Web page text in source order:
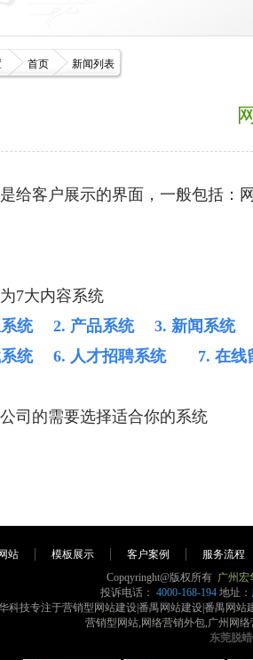
首页 新闻列表
给客户展示的界面，一般包括：
7大内容系统
统
2. 产品系统 3. 新闻系统
系统
6. 人才招聘系统7. 在线
司 的需要选择适合你的系统
站 模板展示 客户案例
服务流程
Copqyringht@版权所有 广州宏
投诉电话： 4000-168-194 地址：
科技专注于营销型网站建设|番禺网站建设|番禺网
营销型网站,网络营销外包,广州网
东莞脱